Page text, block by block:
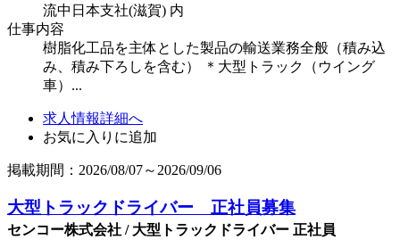
流中日本支社(滋賀) 内
仕事内容
樹脂化工品を主体とした製品の輸送業務全般（積み込
み、積み下ろしを含む） ＊大型トラック（ウイング
車）...
求人情報詳細へ
お気に入りに追加
掲載期間：2026/08/07～2026/09/06
大型トラックドライバー 正社員募集
センコー株式会社 / 大型トラックドライバー 正社員